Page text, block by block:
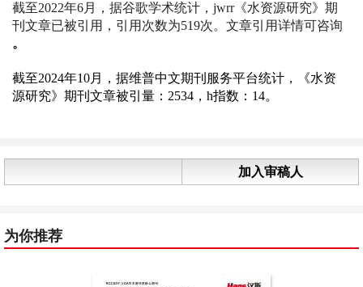
截至2022年6月，据谷歌学术统计， jwrr《水资源研究》期
刊文章已被引用，引用次数为519次。文章引用详情可咨询
。
截至2024年10月，据维普中文期刊服务平台统计，
《水资
源研究》期刊文章被引量：2534 ，h指数： 14。
加入审稿人
为你推荐